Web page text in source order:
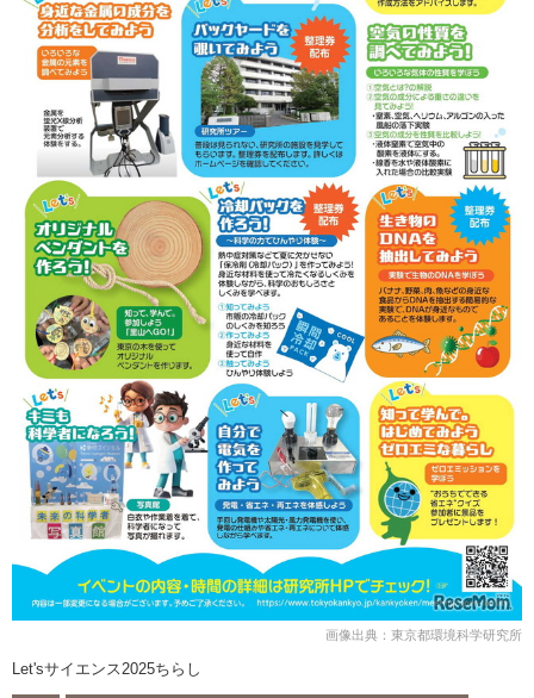
画像出典：東京都環境科学研究所
Let'sサイエンス2025ちらし